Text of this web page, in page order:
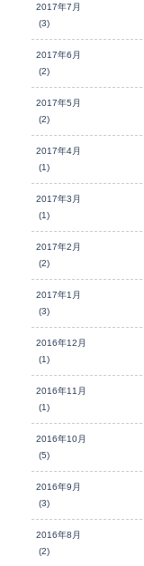
2017年7月
(3)
2017年6月
(2)
2017年5月
(2)
2017年4月
(1)
2017年3月
(1)
2017年2月
(2)
2017年1月
(3)
2016年12月
(1)
2016年11月
(1)
2016年10月
(5)
2016年9月
(3)
2016年8月
(2)